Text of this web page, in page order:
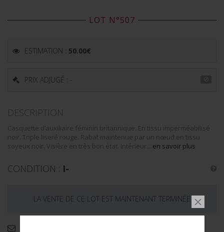
LOT N°507
ESTIMATION : 50.00€
PRIX ADJUGÉ : -
DESCRIPTION
Casquette d’auxiliaire féminin britannique. En tissu imperméabilisé
noir. Triple liseré rouge. Rabat maintenue par un nœud en tissu
soyeux noir. Visière en très bon état. Intérieur... en savoir plus
CONDITION : I-
LA VENTE DE CE LOT EST MAINTENANT TERMINÉE